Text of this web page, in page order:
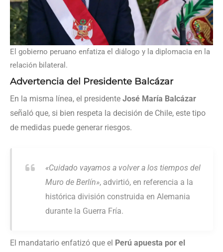
El gobierno peruano enfatiza el diálogo y la diplomacia en la
relación bilateral.
Advertencia del Presidente Balcázar
En la misma línea, el presidente José María Balcázar
señaló que, si bien respeta la decisión de Chile, este tipo
de medidas puede generar riesgos.
«Cuidado vayamos a volver a los tiempos del
Muro de Berlín», advirtió, en referencia a la
histórica división construida en Alemania
durante la Guerra Fría.
El mandatario enfatizó que el Perú apuesta por el